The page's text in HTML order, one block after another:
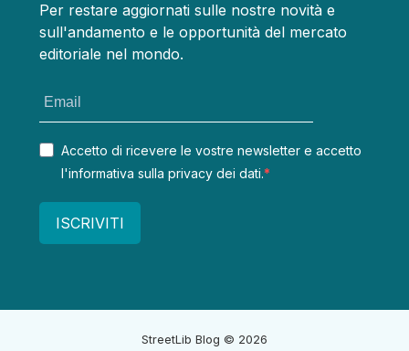
Per restare aggiornati sulle nostre novità e
sull'andamento e le opportunità del mercato
editoriale nel mondo.
Accetto di ricevere le vostre newsletter e accetto
l'informativa sulla privacy dei dati.
ISCRIVITI
StreetLib Blog © 2026